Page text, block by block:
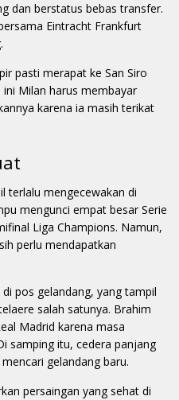
dan berstatus bebas transfer.
Eintracht Frankfurt
pasti merapat ke San Siro
ini Milan harus membayar
karena ia masih terikat
terlalu mengecewakan di
mengunci empat besar Serie
Liga Champions. Namun,
perlu mendapatkan
pos gelandang, yang tampil
salah satunya. Brahim
Madrid karena masa
samping itu, cedera panjang
gelandang baru.
persaingan yang sehat di